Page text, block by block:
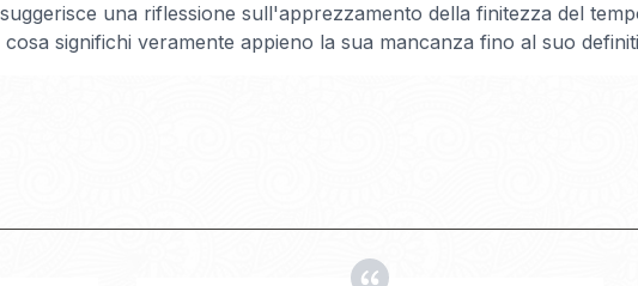
una riflessione sull'apprezzamento della finitezza del
significhi veramente appieno la sua mancanza fino al suo